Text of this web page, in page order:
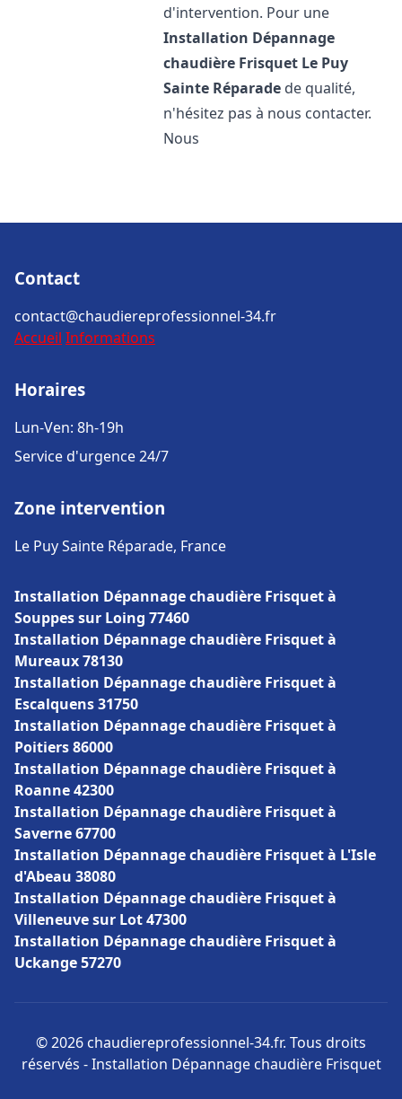
d'intervention. Pour une
Installation Dépannage
chaudière Frisquet Le Puy
Sainte Réparade de qualité,
n'hésitez pas à nous contacter.
Nous
Contact
contact@chaudiereprofessionnel-34.fr
Accueil Informations
Horaires
Lun-Ven: 8h-19h
Service d'urgence 24/7
Zone intervention
Le Puy Sainte Réparade, France
Installation Dépannage chaudière Frisquet à
Souppes sur Loing 77460
Installation Dépannage chaudière Frisquet à
Mureaux 78130
Installation Dépannage chaudière Frisquet à
Escalquens 31750
Installation Dépannage chaudière Frisquet à
Poitiers 86000
Installation Dépannage chaudière Frisquet à
Roanne 42300
Installation Dépannage chaudière Frisquet à
Saverne 67700
Installation Dépannage chaudière Frisquet à L'Isle
d'Abeau 38080
Installation Dépannage chaudière Frisquet à
Villeneuve sur Lot 47300
Installation Dépannage chaudière Frisquet à
Uckange 57270
© 2026 chaudiereprofessionnel-34.fr. Tous droits
réservés - Installation Dépannage chaudière Frisquet